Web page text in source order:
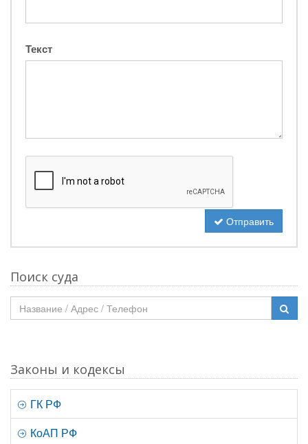
Текст
Отправить
Поиск суда
Законы и кодексы
ГК РФ
КоАП РФ